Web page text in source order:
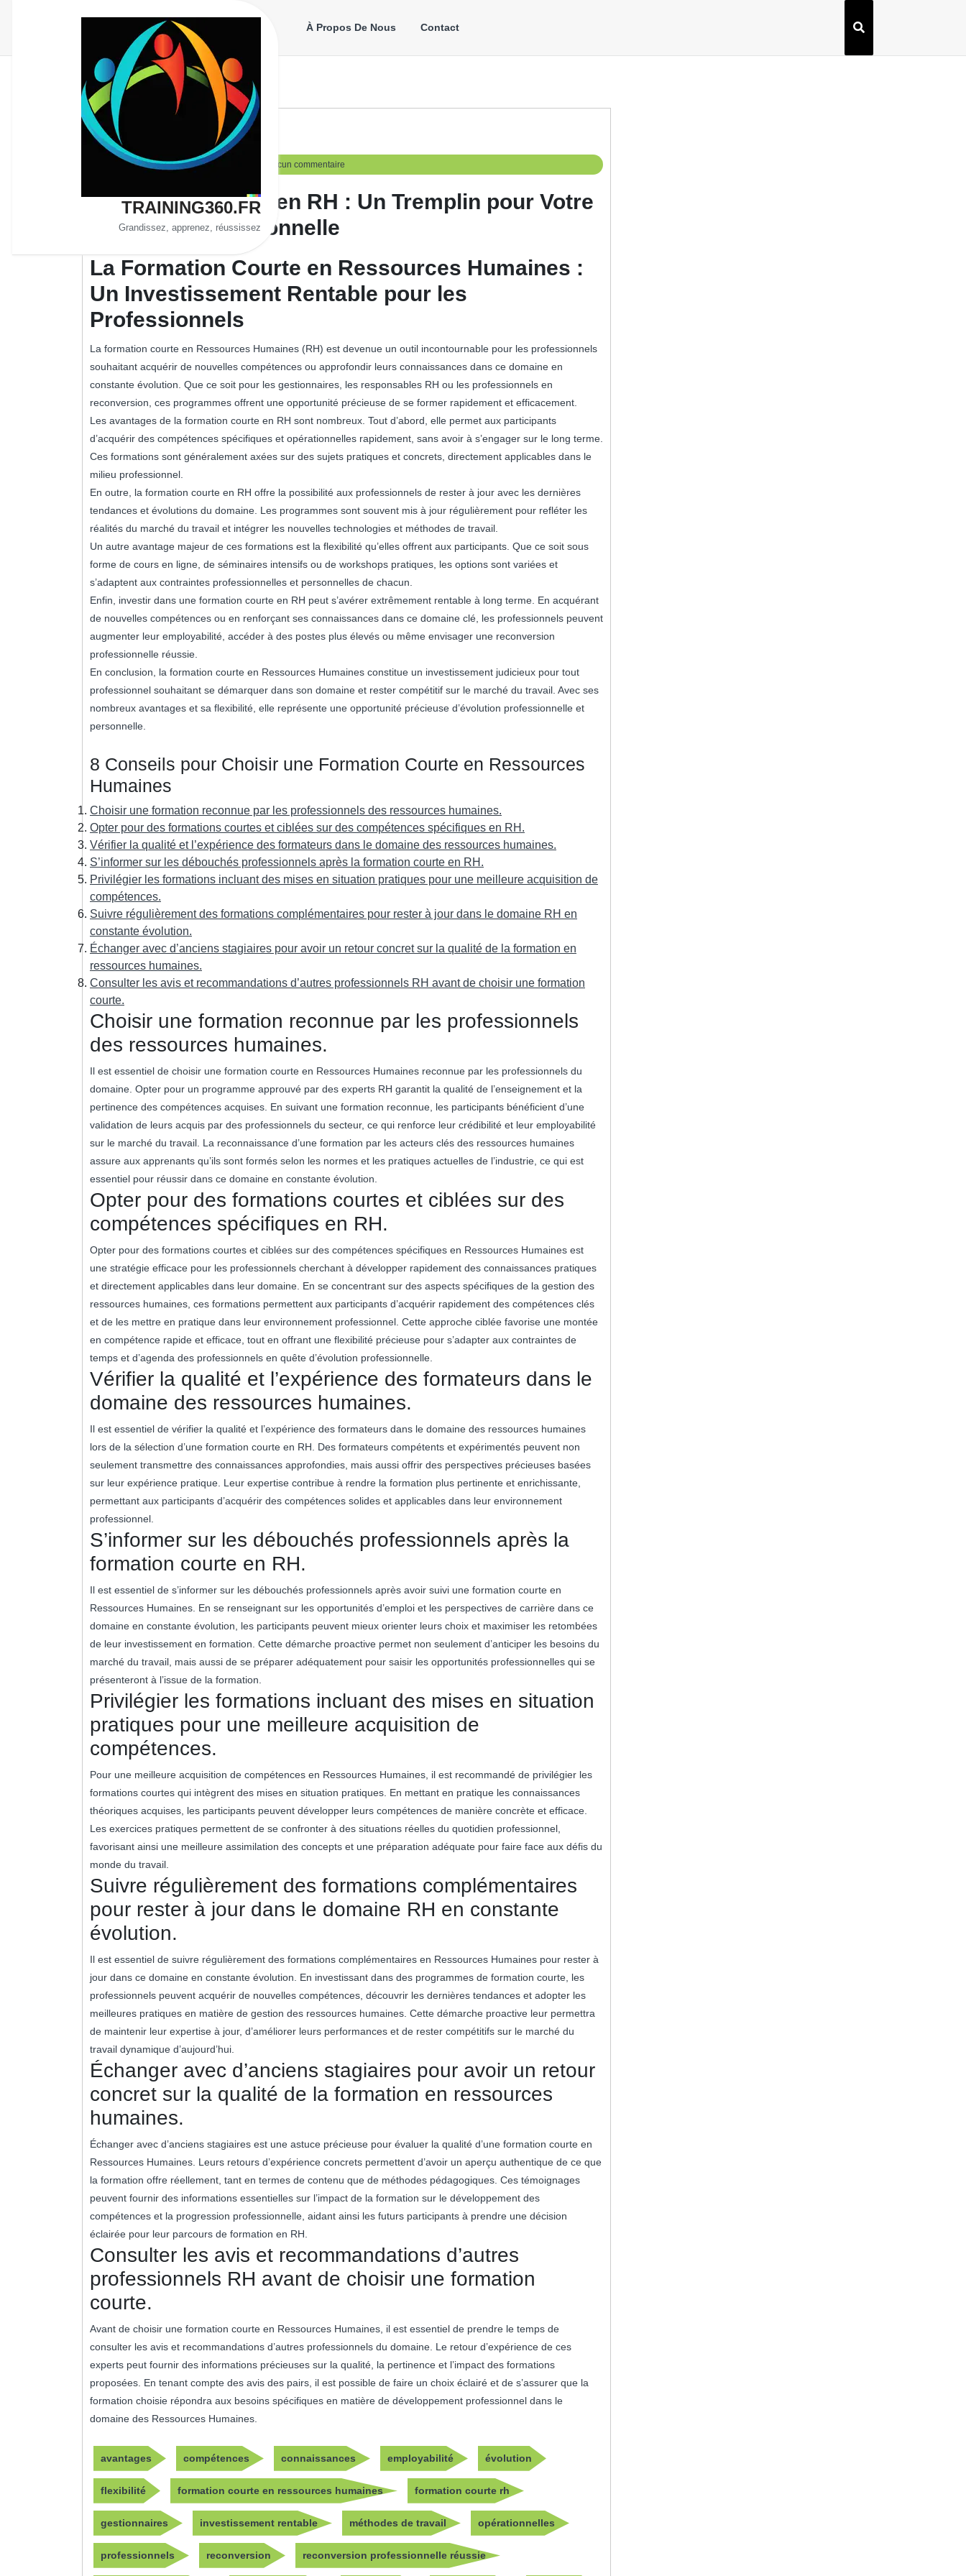
TRAINING360.FR
Grandissez, apprenez, réussissez
À Propos De Nous Contact
Uncategorized
12 mars 2025
12 training360 training360Aucun commentaire
Formation Courte en RH : Un Tremplin pour Votre
Carrière Professionnelle
La Formation Courte en Ressources Humaines :
Un Investissement Rentable pour les
Professionnels
La formation courte en Ressources Humaines (RH) est devenue un outil incontournable pour les professionnels
souhaitant acquérir de nouvelles compétences ou approfondir leurs connaissances dans ce domaine en
constante évolution. Que ce soit pour les gestionnaires, les responsables RH ou les professionnels en
reconversion, ces programmes offrent une opportunité précieuse de se former rapidement et efficacement.
Les avantages de la formation courte en RH sont nombreux. Tout d’abord, elle permet aux participants
d’acquérir des compétences spécifiques et opérationnelles rapidement, sans avoir à s’engager sur le long terme.
Ces formations sont généralement axées sur des sujets pratiques et concrets, directement applicables dans le
milieu professionnel.
En outre, la formation courte en RH offre la possibilité aux professionnels de rester à jour avec les dernières
tendances et évolutions du domaine. Les programmes sont souvent mis à jour régulièrement pour refléter les
réalités du marché du travail et intégrer les nouvelles technologies et méthodes de travail.
Un autre avantage majeur de ces formations est la flexibilité qu’elles offrent aux participants. Que ce soit sous
forme de cours en ligne, de séminaires intensifs ou de workshops pratiques, les options sont variées et
s’adaptent aux contraintes professionnelles et personnelles de chacun.
Enfin, investir dans une formation courte en RH peut s’avérer extrêmement rentable à long terme. En acquérant
de nouvelles compétences ou en renforçant ses connaissances dans ce domaine clé, les professionnels peuvent
augmenter leur employabilité, accéder à des postes plus élevés ou même envisager une reconversion
professionnelle réussie.
En conclusion, la formation courte en Ressources Humaines constitue un investissement judicieux pour tout
professionnel souhaitant se démarquer dans son domaine et rester compétitif sur le marché du travail. Avec ses
nombreux avantages et sa flexibilité, elle représente une opportunité précieuse d’évolution professionnelle et
personnelle.
8 Conseils pour Choisir une Formation Courte en Ressources
Humaines
Choisir une formation reconnue par les professionnels des ressources humaines.
Opter pour des formations courtes et ciblées sur des compétences spécifiques en RH.
Vérifier la qualité et l’expérience des formateurs dans le domaine des ressources humaines.
S’informer sur les débouchés professionnels après la formation courte en RH.
Privilégier les formations incluant des mises en situation pratiques pour une meilleure acquisition de
compétences.
Suivre régulièrement des formations complémentaires pour rester à jour dans le domaine RH en
constante évolution.
Échanger avec d’anciens stagiaires pour avoir un retour concret sur la qualité de la formation en
ressources humaines.
Consulter les avis et recommandations d’autres professionnels RH avant de choisir une formation
courte.
Choisir une formation reconnue par les professionnels
des ressources humaines.
Il est essentiel de choisir une formation courte en Ressources Humaines reconnue par les professionnels du
domaine. Opter pour un programme approuvé par des experts RH garantit la qualité de l’enseignement et la
pertinence des compétences acquises. En suivant une formation reconnue, les participants bénéficient d’une
validation de leurs acquis par des professionnels du secteur, ce qui renforce leur crédibilité et leur employabilité
sur le marché du travail. La reconnaissance d’une formation par les acteurs clés des ressources humaines
assure aux apprenants qu’ils sont formés selon les normes et les pratiques actuelles de l’industrie, ce qui est
essentiel pour réussir dans ce domaine en constante évolution.
Opter pour des formations courtes et ciblées sur des
compétences spécifiques en RH.
Opter pour des formations courtes et ciblées sur des compétences spécifiques en Ressources Humaines est
une stratégie efficace pour les professionnels cherchant à développer rapidement des connaissances pratiques
et directement applicables dans leur domaine. En se concentrant sur des aspects spécifiques de la gestion des
ressources humaines, ces formations permettent aux participants d’acquérir rapidement des compétences clés
et de les mettre en pratique dans leur environnement professionnel. Cette approche ciblée favorise une montée
en compétence rapide et efficace, tout en offrant une flexibilité précieuse pour s’adapter aux contraintes de
temps et d’agenda des professionnels en quête d’évolution professionnelle.
Vérifier la qualité et l’expérience des formateurs dans le
domaine des ressources humaines.
Il est essentiel de vérifier la qualité et l’expérience des formateurs dans le domaine des ressources humaines
lors de la sélection d’une formation courte en RH. Des formateurs compétents et expérimentés peuvent non
seulement transmettre des connaissances approfondies, mais aussi offrir des perspectives précieuses basées
sur leur expérience pratique. Leur expertise contribue à rendre la formation plus pertinente et enrichissante,
permettant aux participants d’acquérir des compétences solides et applicables dans leur environnement
professionnel.
S’informer sur les débouchés professionnels après la
formation courte en RH.
Il est essentiel de s’informer sur les débouchés professionnels après avoir suivi une formation courte en
Ressources Humaines. En se renseignant sur les opportunités d’emploi et les perspectives de carrière dans ce
domaine en constante évolution, les participants peuvent mieux orienter leurs choix et maximiser les retombées
de leur investissement en formation. Cette démarche proactive permet non seulement d’anticiper les besoins du
marché du travail, mais aussi de se préparer adéquatement pour saisir les opportunités professionnelles qui se
présenteront à l’issue de la formation.
Privilégier les formations incluant des mises en situation
pratiques pour une meilleure acquisition de
compétences.
Pour une meilleure acquisition de compétences en Ressources Humaines, il est recommandé de privilégier les
formations courtes qui intègrent des mises en situation pratiques. En mettant en pratique les connaissances
théoriques acquises, les participants peuvent développer leurs compétences de manière concrète et efficace.
Les exercices pratiques permettent de se confronter à des situations réelles du quotidien professionnel,
favorisant ainsi une meilleure assimilation des concepts et une préparation adéquate pour faire face aux défis du
monde du travail.
Suivre régulièrement des formations complémentaires
pour rester à jour dans le domaine RH en constante
évolution.
Il est essentiel de suivre régulièrement des formations complémentaires en Ressources Humaines pour rester à
jour dans ce domaine en constante évolution. En investissant dans des programmes de formation courte, les
professionnels peuvent acquérir de nouvelles compétences, découvrir les dernières tendances et adopter les
meilleures pratiques en matière de gestion des ressources humaines. Cette démarche proactive leur permettra
de maintenir leur expertise à jour, d’améliorer leurs performances et de rester compétitifs sur le marché du
travail dynamique d’aujourd’hui.
Échanger avec d’anciens stagiaires pour avoir un retour
concret sur la qualité de la formation en ressources
humaines.
Échanger avec d’anciens stagiaires est une astuce précieuse pour évaluer la qualité d’une formation courte en
Ressources Humaines. Leurs retours d’expérience concrets permettent d’avoir un aperçu authentique de ce que
la formation offre réellement, tant en termes de contenu que de méthodes pédagogiques. Ces témoignages
peuvent fournir des informations essentielles sur l’impact de la formation sur le développement des
compétences et la progression professionnelle, aidant ainsi les futurs participants à prendre une décision
éclairée pour leur parcours de formation en RH.
Consulter les avis et recommandations d’autres
professionnels RH avant de choisir une formation
courte.
Avant de choisir une formation courte en Ressources Humaines, il est essentiel de prendre le temps de
consulter les avis et recommandations d’autres professionnels du domaine. Le retour d’expérience de ces
experts peut fournir des informations précieuses sur la qualité, la pertinence et l’impact des formations
proposées. En tenant compte des avis des pairs, il est possible de faire un choix éclairé et de s’assurer que la
formation choisie répondra aux besoins spécifiques en matière de développement professionnel dans le
domaine des Ressources Humaines.
avantages compétences connaissances employabilité évolution
flexibilité formation courte en ressources humaines formation courte rh
gestionnaires investissement rentable méthodes de travail opérationnelles
professionnels reconversion reconversion professionnelle réussie